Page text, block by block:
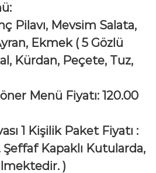
Pilavı, Mevsim Salata,
Ekmek ( 5 Gözlü
Kürdan, Peçete, Tuz,
Menü Fiyatı: 120.00
1 Kişilik Paket Fiyatı :
Kapaklı Kutularda,
)